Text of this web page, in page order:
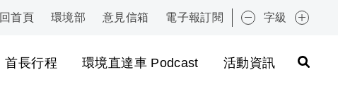
回首頁 環境部 意見信箱 電子報訂閱 字級
首長行程 環境直達車 Podcast 活動資訊
:::